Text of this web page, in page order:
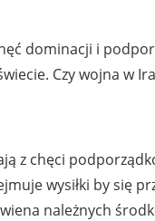
dominacji i
Czy wojna w
z chęci
wysiłki by się
należnych